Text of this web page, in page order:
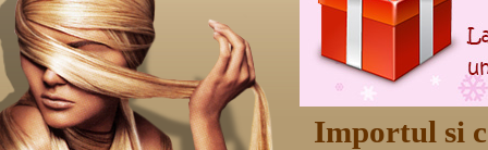
Importul si